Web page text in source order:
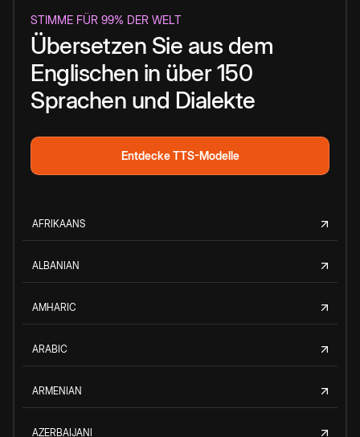
STIMME FÜR 99% DER WELT
Übersetzen Sie aus dem
Englischen in über 150
Sprachen und Dialekte
Entdecke TTS-Modelle
AFRIKAANS
ALBANIAN
AMHARIC
ARABIC
ARMENIAN
AZERBAIJANI